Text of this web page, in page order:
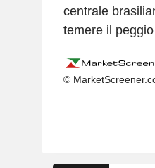
centrale
temere il
©